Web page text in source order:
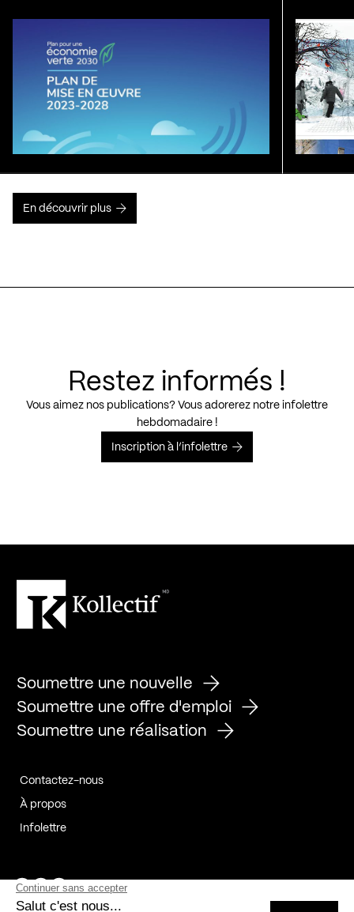
En découvrir plus
Restez informés !
Vous aimez nos publications? Vous adorerez notre infolettre
hebdomadaire !
Inscription à l’infolettre
Soumettre une nouvelle
Soumettre une offre d'emploi
Soumettre une réalisation
Contactez-nous
À propos
Infolettre
Page Facebook de Kollectif
Page Instagram de Kollectif
Page Linkedin de Kollectif